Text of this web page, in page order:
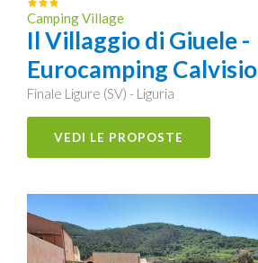
Camping Village
Il Villaggio di Giuele -
Eurocamping Calvisio
Finale Ligure (SV) - Liguria
VEDI LE PROPOSTE